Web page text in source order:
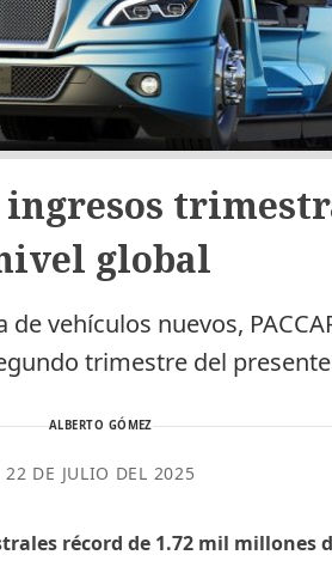
ingresos
global
vehículos nuevos,
trimestre del
ALBERTO GÓMEZ
22 DE JULIO DEL 2025
récord de 1.72 mil millones